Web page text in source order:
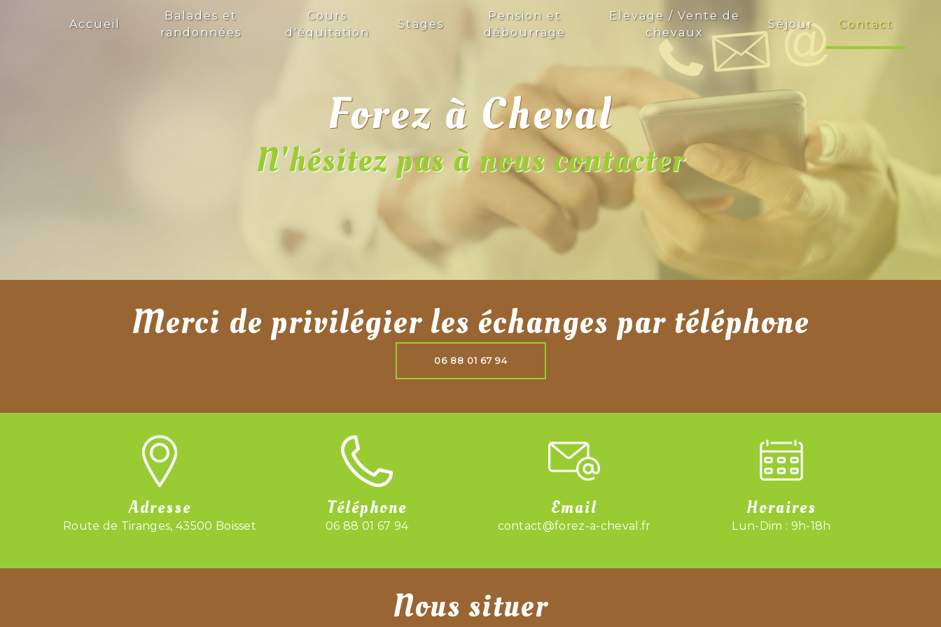
Accueil
Balades et
randonnées
Cours
d'équitation
Stages
Pension et
débourrage
Elevage / Vente de
chevaux
Séjour Contact
Forez à Cheval
N'hésitez pas à nous contacter
Merci de privilégier les échanges par téléphone
06 88 01 67 94
Adresse
Route de Tiranges, 43500 Boisset
Téléphone
06 88 01 67 94
Email
contact@forez-a-cheval.fr
Horaires
Lun-Dim : 9h-18h
Nous situer